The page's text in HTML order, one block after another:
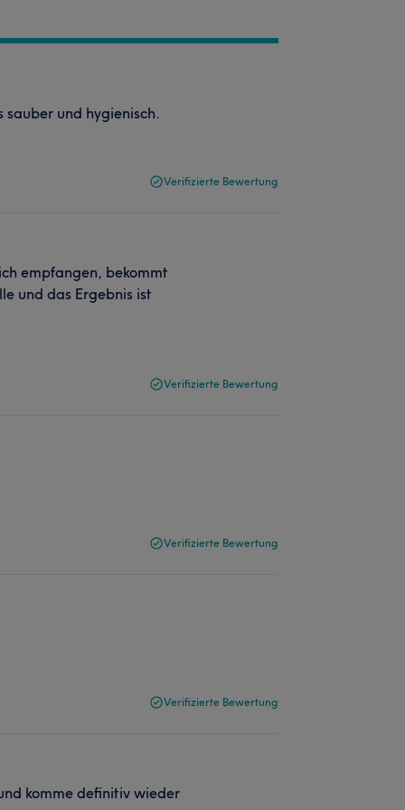
sauber und hygienisch.
Verifizierte Bewertung
empfangen, bekommt
und das Ergebnis ist
Verifizierte Bewertung
Verifizierte Bewertung
Verifizierte Bewertung
komme definitiv wieder